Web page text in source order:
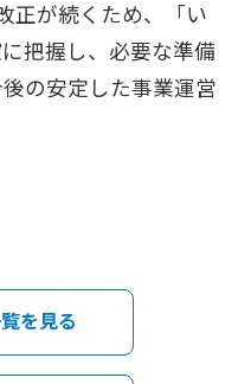
正が続くため、「い
把握し、必要な準備
の安定した事業運営
を見る